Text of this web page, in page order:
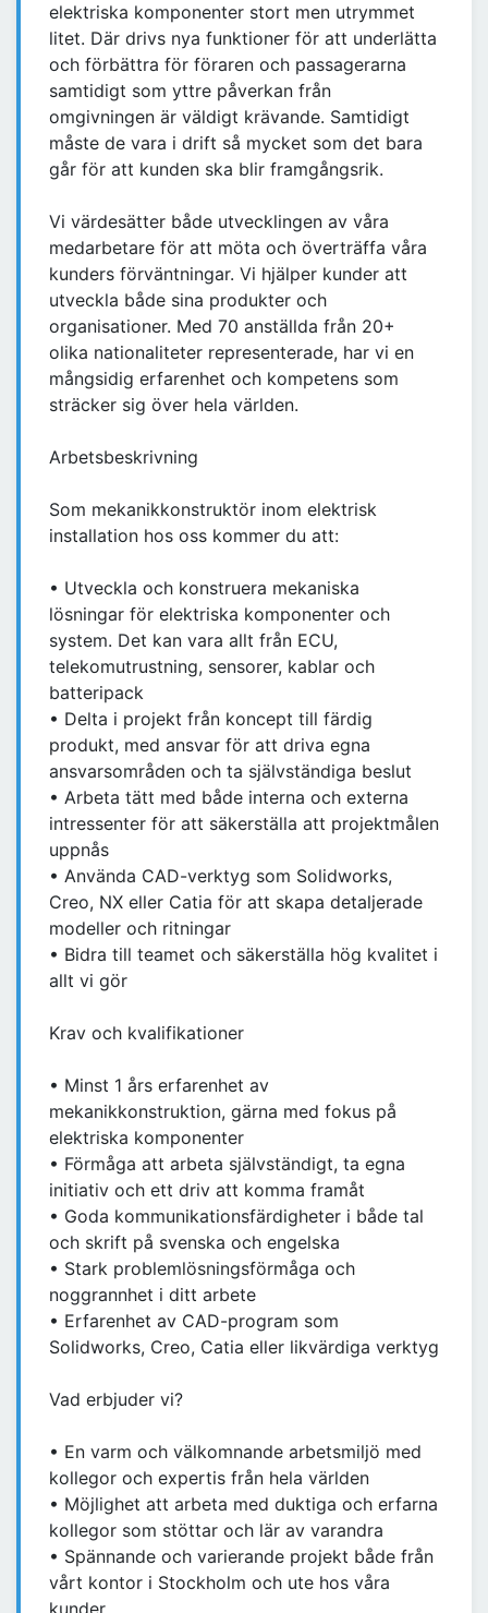
elektriska komponenter stort men utrymmet
litet. Där drivs nya funktioner för att underlätta
och förbättra för föraren och passagerarna
samtidigt som yttre påverkan från
omgivningen är väldigt krävande. Samtidigt
måste de vara i drift så mycket som det bara
går för att kunden ska blir framgångsrik.
Vi värdesätter både utvecklingen av våra
medarbetare för att möta och överträffa våra
kunders förväntningar. Vi hjälper kunder att
utveckla både sina produkter och
organisationer. Med 70 anställda från 20+
olika nationaliteter representerade, har vi en
mångsidig erfarenhet och kompetens som
sträcker sig över hela världen.
Arbetsbeskrivning
Som mekanikkonstruktör inom elektrisk
installation hos oss kommer du att:
• Utveckla och konstruera mekaniska
lösningar för elektriska komponenter och
system. Det kan vara allt från ECU,
telekomutrustning, sensorer, kablar och
batteripack
• Delta i projekt från koncept till färdig
produkt, med ansvar för att driva egna
ansvarsområden och ta självständiga beslut
• Arbeta tätt med både interna och externa
intressenter för att säkerställa att projektmålen
uppnås
• Använda CAD-verktyg som Solidworks,
Creo, NX eller Catia för att skapa detaljerade
modeller och ritningar
• Bidra till teamet och säkerställa hög kvalitet i
allt vi gör
Krav och kvalifikationer
• Minst 1 års erfarenhet av
mekanikkonstruktion, gärna med fokus på
elektriska komponenter
• Förmåga att arbeta självständigt, ta egna
initiativ och ett driv att komma framåt
• Goda kommunikationsfärdigheter i både tal
och skrift på svenska och engelska
• Stark problemlösningsförmåga och
noggrannhet i ditt arbete
• Erfarenhet av CAD-program som
Solidworks, Creo, Catia eller likvärdiga verktyg
Vad erbjuder vi?
• En varm och välkomnande arbetsmiljö med
kollegor och expertis från hela världen
• Möjlighet att arbeta med duktiga och erfarna
kollegor som stöttar och lär av varandra
• Spännande och varierande projekt både från
vårt kontor i Stockholm och ute hos våra